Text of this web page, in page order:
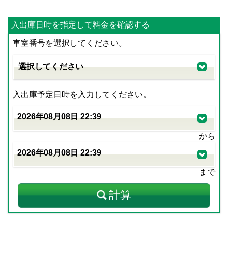
入出庫日時を指定して料金を確認する
車室番号を選択してください。
入出庫予定日時を入力してください。
から
まで
計算